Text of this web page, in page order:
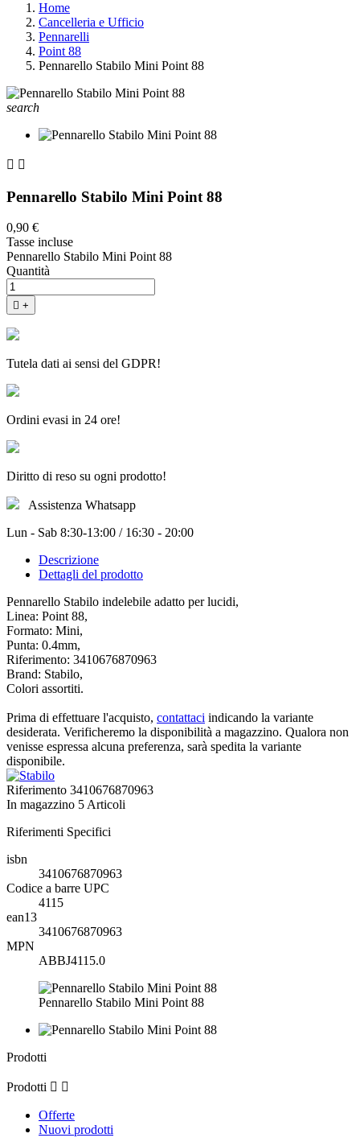
Home
Cancelleria e Ufficio
Pennarelli
Point 88
Pennarello Stabilo Mini Point 88
search
 
Pennarello Stabilo Mini Point 88
0,90 €
Tasse incluse
Pennarello Stabilo Mini Point 88
Quantità
 +
Tutela dati ai sensi del GDPR!
Ordini evasi in 24 ore!
Diritto di reso su ogni prodotto!
Assistenza Whatsapp
Lun - Sab 8:30-13:00 / 16:30 - 20:00
Descrizione
Dettagli del prodotto
Pennarello Stabilo indelebile adatto per lucidi,
Linea: Point 88,
Formato: Mini,
Punta: 0.4mm,
Riferimento: 3410676870963
Brand: Stabilo,
Colori assortiti.
Prima di effettuare l'acquisto, contattaci indicando la variante
desiderata. Verificheremo la disponibilità a magazzino. Qualora non
venisse espressa alcuna preferenza, sarà spedita la variante
disponibile.
Riferimento 3410676870963
In magazzino 5 Articoli
Riferimenti Specifici
isbn
3410676870963
Codice a barre UPC
4115
ean13
3410676870963
MPN
ABBJ4115.0
Pennarello Stabilo Mini Point 88
Prodotti
Prodotti  
Offerte
Nuovi prodotti